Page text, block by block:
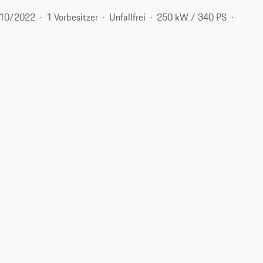
10/2022 1 Vorbesitzer Unfallfrei
250 kW / 340 PS